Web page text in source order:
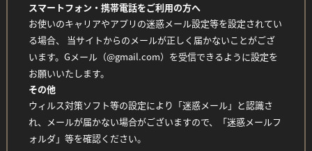
スマートフォン・携帯電話をご利用の方へ
お使いのキャリアやアプリの迷惑メール設定等を設定されてい
る場合、 当サイトからのメールが正しく届かないことがござ
います。Gメール（@gmail.com）を受信できるように設定を
お願いいたします。
その他
ウィルス対策ソフト等の設定により「迷惑メール」と認識さ
れ、メールが届かない場合がございますので、「迷惑メールフ
ォルダ」等を確認ください。